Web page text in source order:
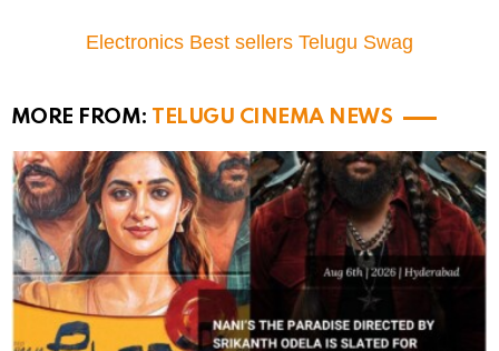
Electronics Best sellers Telugu Swag
MORE FROM: TELUGU CINEMA NEWS